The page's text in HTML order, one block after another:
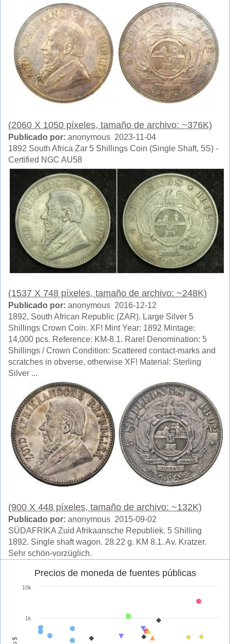
(2060 X 1050 píxeles, tamaño de archivo: ~376K)
Publicado por: anonymous 2023-11-04
1892 South Africa Zar 5 Shillings Coin (Single Shaft, 5S) -
Certified NGC AU58
(1537 X 748 píxeles, tamaño de archivo: ~248K)
Publicado por: anonymous 2016-12-12
1892, South African Republic (ZAR). Large Silver 5
Shillings Crown Coin. XF! Mint Year: 1892 Mintage:
14,000 pcs. Reference: KM-8.1. Rare! Denomination: 5
Shillings / Crown Condition: Scattered contact-marks and
scratches in obverse, otherwise XF! Material: Sterling
Silver ...
(900 X 448 píxeles, tamaño de archivo: ~132K)
Publicado por: anonymous 2015-09-02
SÜDAFRIKA Zuid Afrikaansche Republiek. 5 Shilling
1892. Single shaft wagon. 28.22 g. KM 8.1. Av. Kratzer.
Sehr schön-vorzüglich.